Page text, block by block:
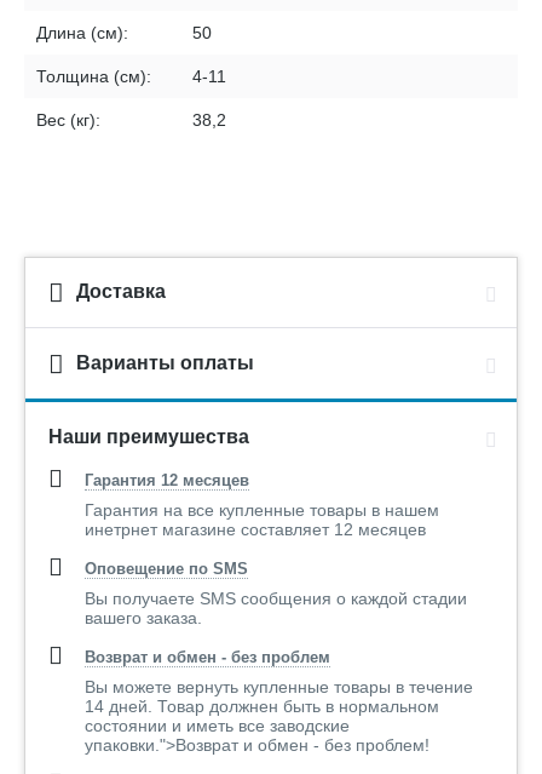
Длина (см): 50
Толщина (см): 4-11
Вес (кг): 38,2
Доставка
Варианты оплаты
Наши преимушества
Гарантия 12 месяцев
Гарантия на все купленные товары в нашем
инетрнет магазине составляет 12 месяцев
Оповещение по SMS
Вы получаете SMS сообщения о каждой стадии
вашего заказа.
Возврат и обмен - без проблем
Вы можете вернуть купленные товары в течение
14 дней. Товар должнен быть в нормальном
состоянии и иметь все заводские
упаковки.">Возврат и обмен - без проблем!